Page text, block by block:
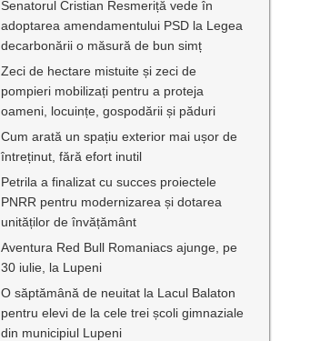
Senatorul Cristian Resmeriță vede în
adoptarea amendamentului PSD la Legea
decarbonării o măsură de bun simț
Zeci de hectare mistuite și zeci de
pompieri mobilizați pentru a proteja
oameni, locuințe, gospodării și păduri
Cum arată un spațiu exterior mai ușor de
întreținut, fără efort inutil
Petrila a finalizat cu succes proiectele
PNRR pentru modernizarea și dotarea
unităților de învățământ
Aventura Red Bull Romaniacs ajunge, pe
30 iulie, la Lupeni
O săptămână de neuitat la Lacul Balaton
pentru elevi de la cele trei școli gimnaziale
din municipiul Lupeni